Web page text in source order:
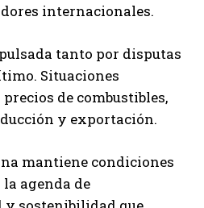
internacionales.
tanto por disputas
Situaciones
de combustibles,
y exportación.
mantiene condiciones
agenda de